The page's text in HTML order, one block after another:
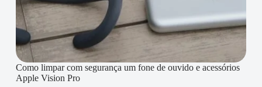
Como limpar com segurança um fone de ouvido e acessórios
Apple Vision Pro